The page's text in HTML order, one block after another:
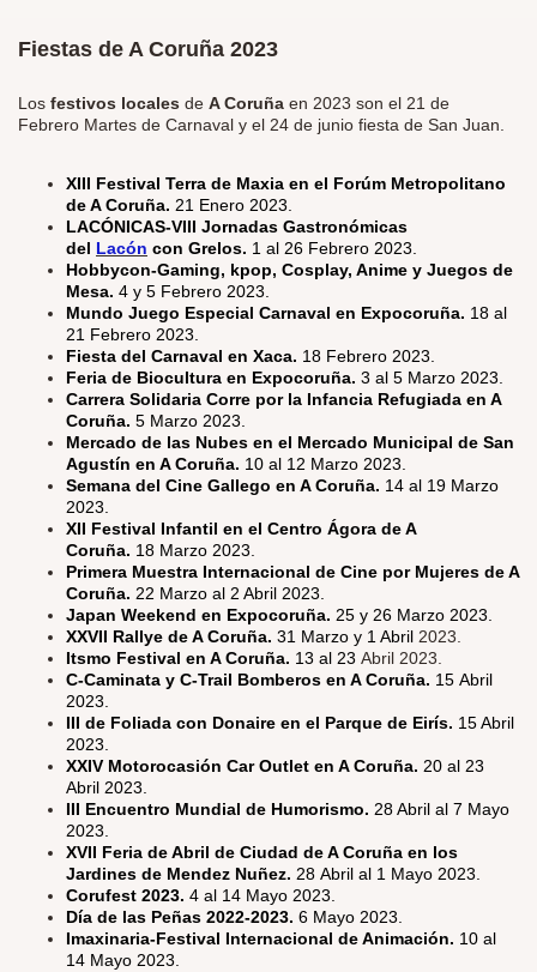
Fiestas de A Coruña 2023
Los festivos locales de A Coruña en 2023 son el 21 de
Febrero Martes de Carnaval y el 24 de junio fiesta de San Juan.
XIII Festival Terra de Maxia en el Forúm Metropolitano
de A Coruña. 21 Enero 2023.
LACÓNICAS-VIII Jornadas Gastronómicas
del Lacón con Grelos. 1 al 26 Febrero 2023.
Hobbycon-Gaming, kpop, Cosplay, Anime y Juegos de
Mesa. 4 y 5 Febrero 2023.
Mundo Juego Especial Carnaval en Expocoruña. 18 al
21 Febrero 2023.
Fiesta del Carnaval en Xaca. 18 Febrero 2023.
Feria de Biocultura en Expocoruña. 3 al 5 Marzo 2023.
Carrera Solidaria Corre por la Infancia Refugiada en A
Coruña. 5 Marzo 2023.
Mercado de las Nubes en el Mercado Municipal de San
Agustín en A Coruña. 10 al 12 Marzo 2023.
Semana del Cine Gallego en A Coruña. 14 al 19 Marzo
2023.
XII Festival Infantil en el Centro Ágora de A
Coruña. 18 Marzo 2023.
Primera Muestra Internacional de Cine por Mujeres de A
Coruña. 22 Marzo al 2 Abril 2023.
Japan Weekend en Expocoruña. 25 y 26 Marzo 2023.
XXVII Rallye de A Coruña. 31 Marzo y 1 Abril 2023.
Itsmo Festival en A Coruña. 13 al 23 Abril 2023.
C-Caminata y C-Trail Bomberos en A Coruña. 15 Abril
2023.
III de Foliada con Donaire en el Parque de Eirís. 15 Abril
2023.
XXIV Motorocasión Car Outlet en A Coruña. 20 al 23
Abril 2023.
III Encuentro Mundial de Humorismo. 28 Abril al 7 Mayo
2023.
XVII Feria de Abril de Ciudad de A Coruña en los
Jardines de Mendez Nuñez. 28 Abril al 1 Mayo 2023.
Corufest 2023. 4 al 14 Mayo 2023.
Día de las Peñas 2022-2023. 6 Mayo 2023.
Imaxinaria-Festival Internacional de Animación. 10 al
14 Mayo 2023.